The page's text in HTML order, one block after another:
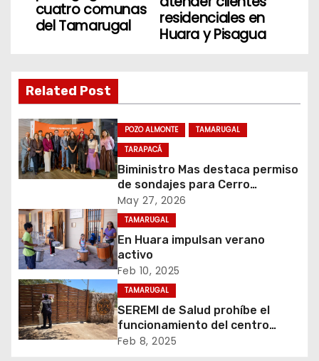
g
a
c
i
n
d
e
e
n
residenciales en
Huara y Pisagua
cuatro comunas
del Tamarugal
Related Post
POZO ALMONTE
TAMARUGAL
TARAPACÁ
Biministro Mas destaca permiso
de sondajes para Cerro
Colorado
May 27, 2026
TAMARUGAL
En Huara impulsan verano
activo
Feb 10, 2025
TAMARUGAL
SEREMI de Salud prohíbe el
funcionamiento del centro
recreativo Tantakuy
Feb 8, 2025